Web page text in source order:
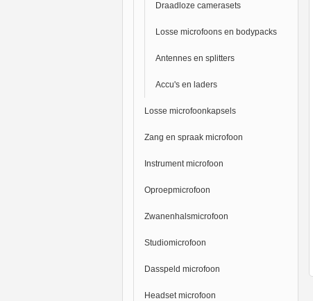
Draadloze camerasets
Losse microfoons en bodypacks
Antennes en splitters
Accu's en laders
Losse microfoonkapsels
Zang en spraak microfoon
Instrument microfoon
Oproepmicrofoon
Zwanenhalsmicrofoon
Studiomicrofoon
Dasspeld microfoon
Headset microfoon